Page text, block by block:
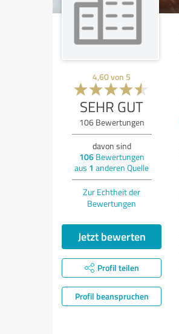
4,60von 5
SEHR GUT
106Bewertungen
davon sind
106Bewertungen
aus 1 anderen Quelle
Zur Echtheit der
Bewertungen
Jetzt bewerten
Profil teilen
Profil beanspruchen